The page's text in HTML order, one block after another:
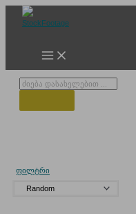
Products
ფილტრი